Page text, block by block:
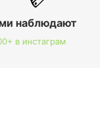
наблюдают
в инстаграм